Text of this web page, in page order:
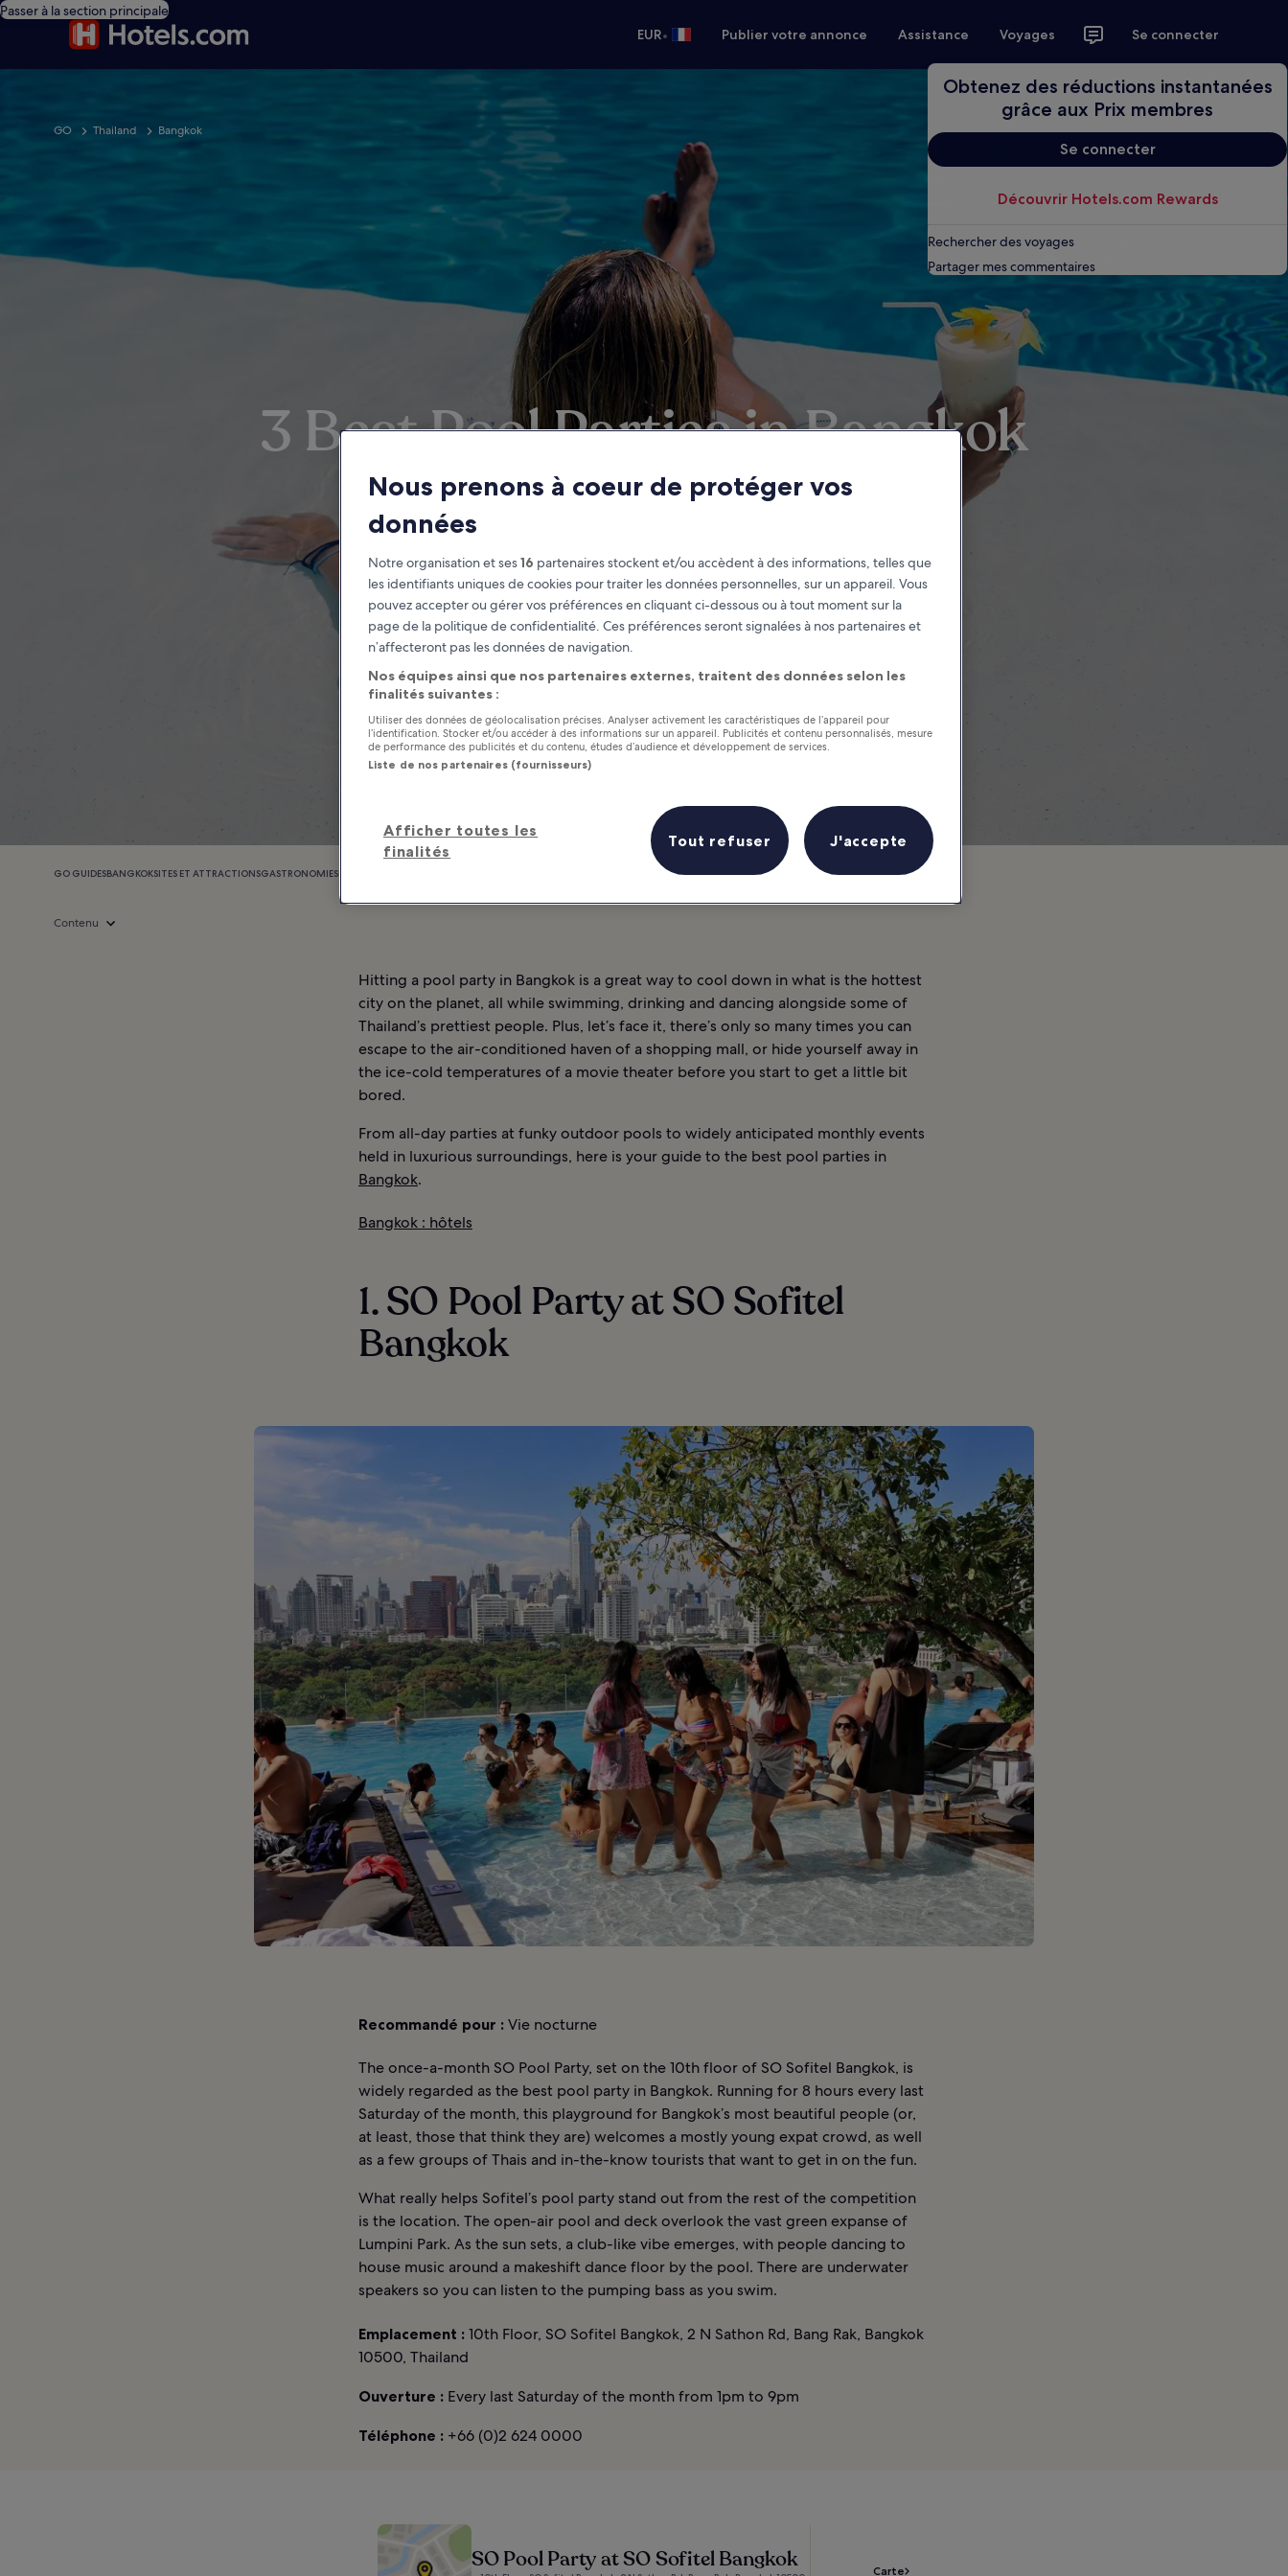
Passer à la section principale
EUR• Publier votre annonce Assistance Voyages Se connecter
Obtenez des réductions instantanées
grâce aux Prix membres
Se connecter
Découvrir Hotels.com Rewards
Rechercher des voyages
Partager mes commentaires
GO Thailand Bangkok
3 Best Pool Parties in Bangkok
Bangkok Pool Party Guide
GO GUIDESBANGKOKSITES ET ATTRACTIONSGASTRONOMIESHOPPING BANGKOK : HÔTELS
Contenu
Hitting a pool party in Bangkok is a great way to cool down in what is the hottest
city on the planet, all while swimming, drinking and dancing alongside some of
Thailand’s prettiest people. Plus, let’s face it, there’s only so many times you can
escape to the air-conditioned haven of a shopping mall, or hide yourself away in
the ice-cold temperatures of a movie theater before you start to get a little bit
bored.
From all-day parties at funky outdoor pools to widely anticipated monthly events
held in luxurious surroundings, here is your guide to the best pool parties in
Bangkok.
Bangkok : hôtels
1. SO Pool Party at SO Sofitel
Bangkok
Recommandé pour : Vie nocturne
The once-a-month SO Pool Party, set on the 10th floor of SO Sofitel Bangkok, is
widely regarded as the best pool party in Bangkok. Running for 8 hours every last
Saturday of the month, this playground for Bangkok’s most beautiful people (or,
at least, those that think they are) welcomes a mostly young expat crowd, as well
as a few groups of Thais and in-the-know tourists that want to get in on the fun.
What really helps Sofitel’s pool party stand out from the rest of the competition
is the location. The open-air pool and deck overlook the vast green expanse of
Lumpini Park. As the sun sets, a club-like vibe emerges, with people dancing to
house music around a makeshift dance floor by the pool. There are underwater
speakers so you can listen to the pumping bass as you swim.
Emplacement : 10th Floor, SO Sofitel Bangkok, 2 N Sathon Rd, Bang Rak, Bangkok
10500, Thailand
Ouverture : Every last Saturday of the month from 1pm to 9pm
Téléphone : +66 (0)2 624 0000
SO Pool Party at SO Sofitel Bangkok Carte
Nous prenons à coeur de protéger vos
données
Notre organisation et ses16 partenaires stockent et/ou accèdent à des informations, telles que
les identifiants uniques de cookies pour traiter les données personnelles, sur un appareil. Vous
pouvez accepter ou gérer vos préférences en cliquant ci-dessous ou à tout moment sur la
page de la politique de confidentialité. Ces préférences seront signalées à nos partenaires et
n’affecteront pas les données de navigation.
Nos équipes ainsi que nos partenaires externes, traitent des données selon les
finalités suivantes :
Utiliser des données de géolocalisation précises. Analyser activement les caractéristiques de l’appareil pour
l’identification. Stocker et/ou accéder à des informations sur un appareil. Publicités et contenu personnalisés, mesure
de performance des publicités et du contenu, études d’audience et développement de services.
Liste de nos partenaires (fournisseurs)
Afficher toutes les
finalités
Tout refuser J'accepte